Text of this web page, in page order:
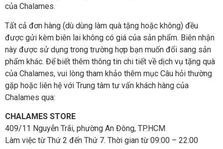
của Chalames.
Tất cả đơn hàng (dù dùng làm quà tặng hoặc không) đều
được gửi kèm biên lai không có giá của sản phẩm. Biên nhận
này được sử dụng trong trường hợp bạn muốn đổi sang sản
phẩm khác. Để biết thêm thông tin chi tiết về dịch vụ tặng quà
của Chalames, vui lòng tham khảo thêm mục Câu hỏi thường
gặp hoặc liên hệ với Trung tâm tư vấn khách hàng của
Chalames qua:
CHALAMES STORE
409/11 Nguyễn Trãi, phường An Đông, TP.HCM
Làm việc từ Thứ 2 đến Thứ 7. Thời gian từ 09:00 – 22:00